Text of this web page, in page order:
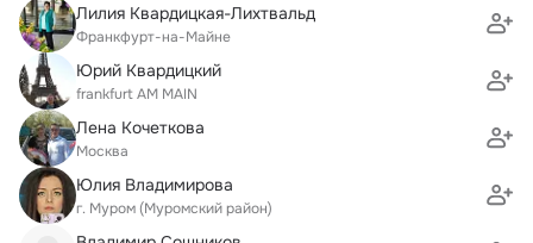
Лилия Квардицкая-Лихтвальд
Франкфурт-на-Майне
Юрий Квардицкий
frankfurt AM MAIN
Лена Кочеткова
Москва
Юлия Владимирова
г. Муром (Муромский район)